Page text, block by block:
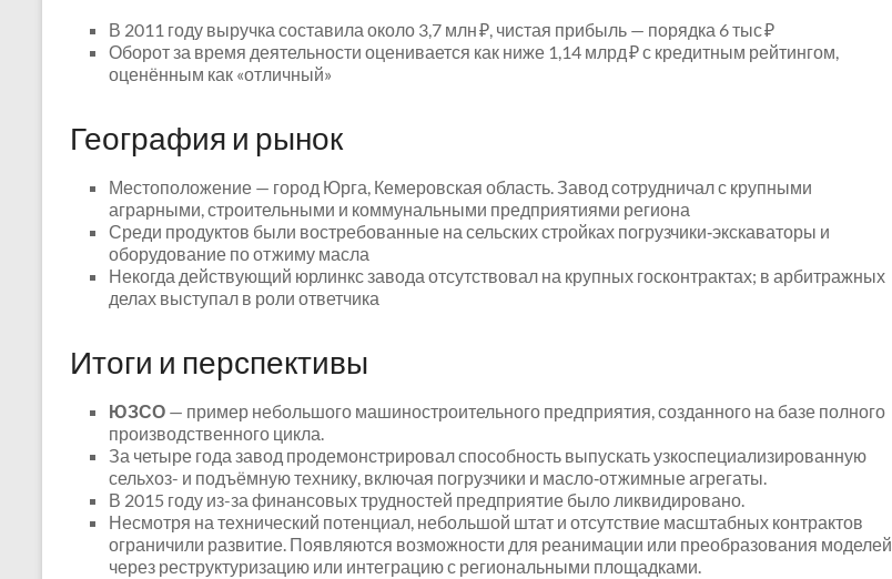
В 2011 году выручка составила около 3,7 млн ₽, чистая прибыль — порядка 6 тыс ₽
Оборот за время деятельности оценивается как ниже 1,14 млрд ₽ с кредитным рейтингом,
оценённым как «отличный»
География и рынок
Местоположение — город Юрга, Кемеровская область. Завод сотрудничал с крупными
аграрными, строительными и коммунальными предприятиями региона
Среди продуктов были востребованные на сельских стройках погрузчики‑экскаваторы и
оборудование по отжиму масла
Некогда действующий юрлинкс завода отсутствовал на крупных госконтрактах; в арбитражных
делах выступал в роли ответчика
Итоги и перспективы
ЮЗСО — пример небольшого машиностроительного предприятия, созданного на базе полного
производственного цикла.
За четыре года завод продемонстрировал способность выпускать узкоспециализированную
сельхоз- и подъёмную технику, включая погрузчики и масло‑отжимные агрегаты.
В 2015 году из-за финансовых трудностей предприятие было ликвидировано.
Несмотря на технический потенциал, небольшой штат и отсутствие масштабных контрактов
ограничили развитие. Появляются возможности для реанимации или преобразования моделей
через реструктуризацию или интеграцию с региональными площадками.